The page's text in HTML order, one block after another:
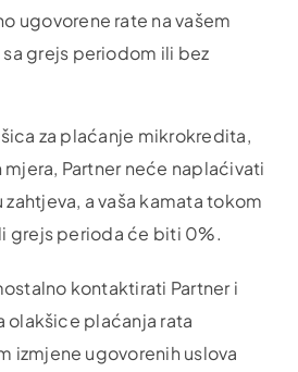
ugovorene rate na vašem
grejs periodom ili bez
za plaćanje mikrokredita,
Partner neće naplaćivati
a vaša kamata tokom
grejs perioda će biti 0%.
kontaktirati Partner i
olakšice plaćanja rata
izmjene ugovorenih uslova